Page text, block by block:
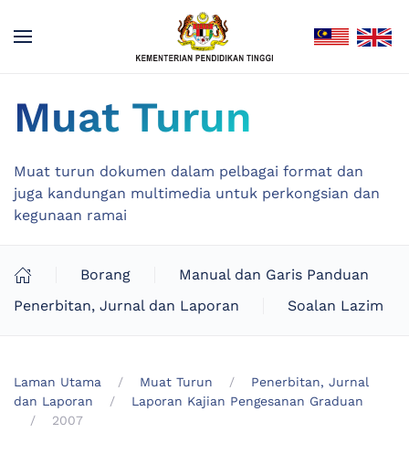
Muat Turun
Muat turun dokumen dalam pelbagai format dan
juga kandungan multimedia untuk perkongsian dan
kegunaan ramai
Borang
Manual dan Garis Panduan
Penerbitan, Jurnal dan Laporan
Soalan Lazim
Laman Utama Muat Turun
Penerbitan, Jurnal
dan Laporan
Laporan Kajian Pengesanan Graduan
2007